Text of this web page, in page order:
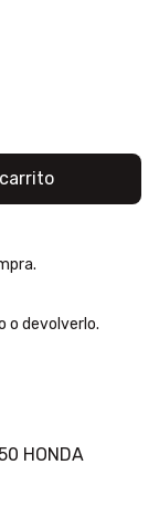
o devolverlo.
HONDA